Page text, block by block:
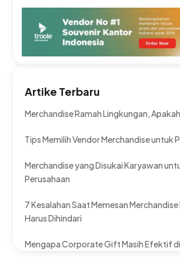
Artike Terbaru
Merchandise Ramah Lingkungan, Apakah
Tips Memilih Vendor Merchandise untuk
Merchandise yang Disukai Karyawan
Perusahaan
7 Kesalahan Saat Memesan
Harus Dihindari
Mengapa Corporate Gift Masih Efektif